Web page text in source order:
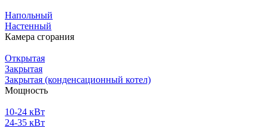
Напольный
Настенный
Камера сгорания
Открытая
Закрытая
Закрытая (конденсационный котел)
Мощность
10-24 кВт
24-35 кВт